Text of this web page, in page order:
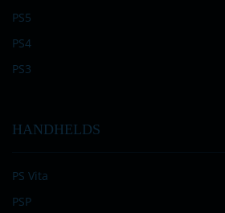
PS5
PS4
PS3
HANDHELDS
PS Vita
PSP